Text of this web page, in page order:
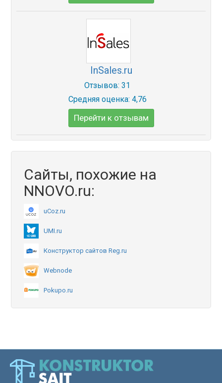
InSales.ru
Отзывов: 31
Средняя оценка: 4,76
Перейти к отзывам
Сайты, похожие на
NNOVO.ru:
uCoz.ru
UMI.ru
Конструктор сайтов Reg.ru
Webnode
Pokupo.ru